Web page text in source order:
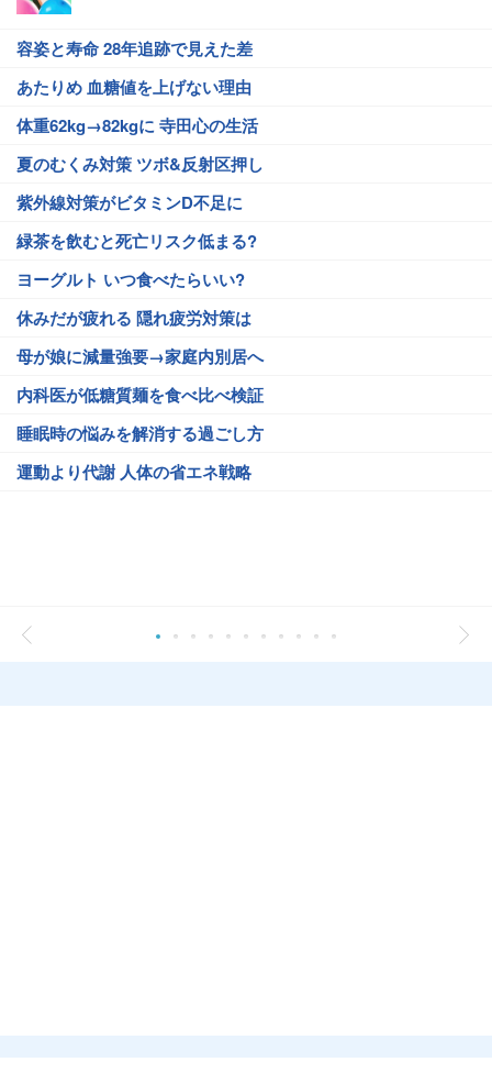
容姿と寿命 28年追跡で見えた差
あたりめ 血糖値を上げない理由
体重62kg→82kgに 寺田心の生活
夏のむくみ対策 ツボ&反射区押し
紫外線対策がビタミンD不足に
緑茶を飲むと死亡リスク低まる?
ヨーグルト いつ食べたらいい?
休みだが疲れる 隠れ疲労対策は
母が娘に減量強要→家庭内別居へ
内科医が低糖質麺を食べ比べ検証
睡眠時の悩みを解消する過ごし方
運動より代謝 人体の省エネ戦略